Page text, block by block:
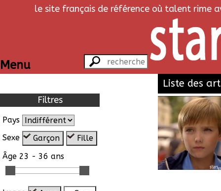
le site français de référence où talent rime
Menu
Filtres
Pays
Sexe
Garçon
Fille
Âge 23 - 36 ans
Liste des